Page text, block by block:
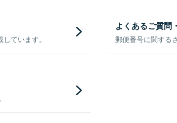
ています。
よくあるご質問
郵便番号に関する